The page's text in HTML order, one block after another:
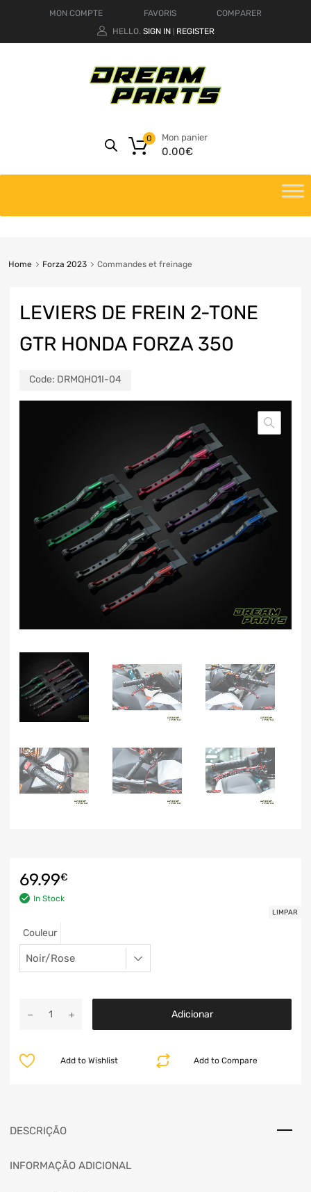
MON COMPTE FAVORIS
COMPARER
HELLO. SIGN IN REGISTER
Mon panier
0.00€
0
Home Forza 2023 Commandes et freinage
LEVIERS DE FREIN 2-TONE
GTR HONDA FORZA 350
Code: DRMQHO1I-04
69.99€
In Stock
Couleur
LIMPAR
Adicionar
Add to Compare
Add to Wishlist
DESCRIÇÃO
INFORMAÇÃO ADICIONAL